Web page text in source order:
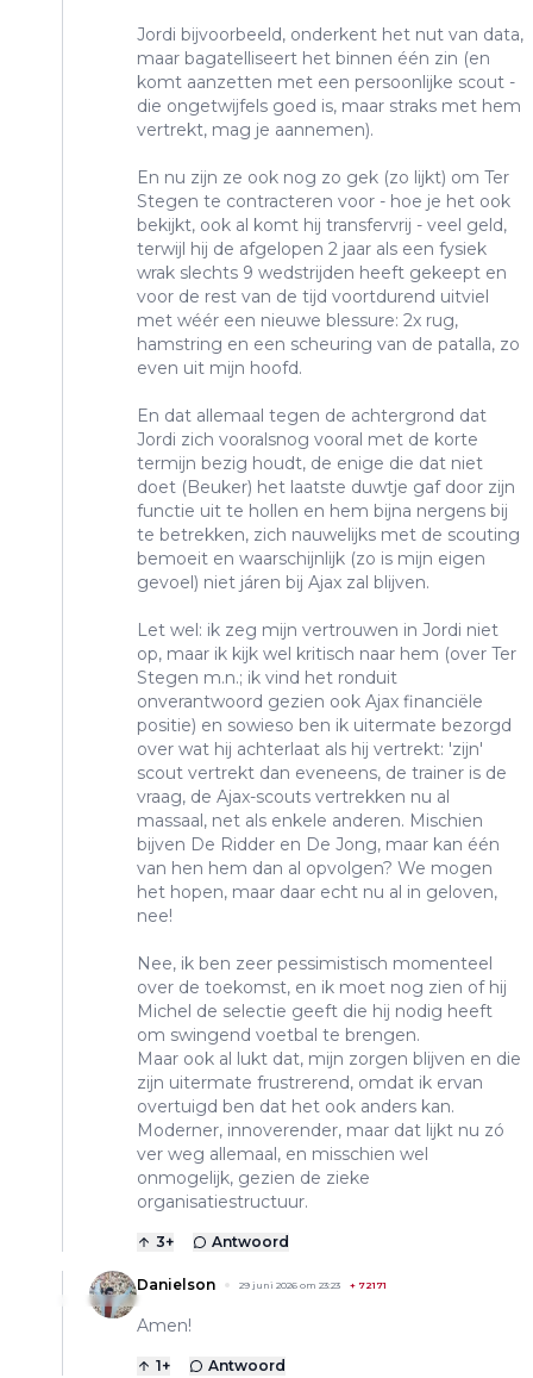
Jordi bijvoorbeeld, onderkent het nut van data,
maar bagatelliseert het binnen één zin (en
komt aanzetten met een persoonlijke scout -
die ongetwijfels goed is, maar straks met hem
vertrekt, mag je aannemen).
En nu zijn ze ook nog zo gek (zo lijkt) om Ter
Stegen te contracteren voor - hoe je het ook
bekijkt, ook al komt hij transfervrij - veel geld,
terwijl hij de afgelopen 2 jaar als een fysiek
wrak slechts 9 wedstrijden heeft gekeept en
voor de rest van de tijd voortdurend uitviel
met wéér een nieuwe blessure: 2x rug,
hamstring en een scheuring van de patalla, zo
even uit mijn hoofd.
En dat allemaal tegen de achtergrond dat
Jordi zich vooralsnog vooral met de korte
termijn bezig houdt, de enige die dat niet
doet (Beuker) het laatste duwtje gaf door zijn
functie uit te hollen en hem bijna nergens bij
te betrekken, zich nauwelijks met de scouting
bemoeit en waarschijnlijk (zo is mijn eigen
gevoel) niet járen bij Ajax zal blijven.
Let wel: ik zeg mijn vertrouwen in Jordi niet
op, maar ik kijk wel kritisch naar hem (over Ter
Stegen m.n.; ik vind het ronduit
onverantwoord gezien ook Ajax financiële
positie) en sowieso ben ik uitermate bezorgd
over wat hij achterlaat als hij vertrekt: 'zijn'
scout vertrekt dan eveneens, de trainer is de
vraag, de Ajax-scouts vertrekken nu al
massaal, net als enkele anderen. Mischien
bijven De Ridder en De Jong, maar kan één
van hen hem dan al opvolgen? We mogen
het hopen, maar daar echt nu al in geloven,
nee!
Nee, ik ben zeer pessimistisch momenteel
over de toekomst, en ik moet nog zien of hij
Michel de selectie geeft die hij nodig heeft
om swingend voetbal te brengen.
Maar ook al lukt dat, mijn zorgen blijven en die
zijn uitermate frustrerend, omdat ik ervan
overtuigd ben dat het ook anders kan.
Moderner, innoverender, maar dat lijkt nu zó
ver weg allemaal, en misschien wel
onmogelijk, gezien de zieke
organisatiestructuur.
3+ Antwoord
Danielson 29 juni 2026 om 23:23 + 72171
Amen!
1+ Antwoord